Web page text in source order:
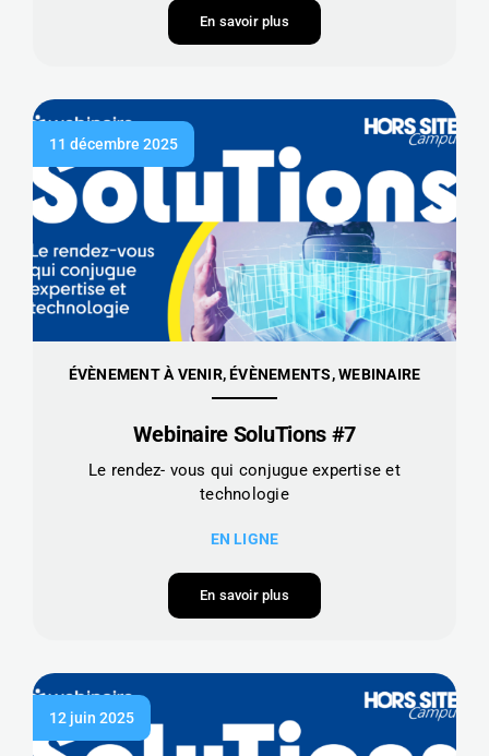
En savoir plus
11 décembre 2025
ÉVÈNEMENT À VENIR, ÉVÈNEMENTS, WEBINAIRE
Webinaire SoluTions #7
Le rendez- vous qui conjugue expertise et
technologie
EN LIGNE
En savoir plus
12 juin 2025